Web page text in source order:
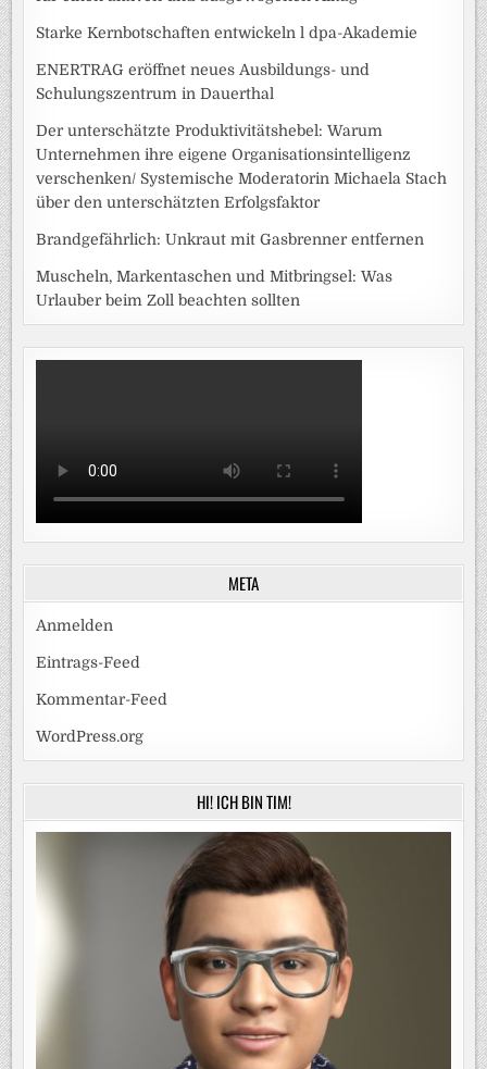
Starke Kernbotschaften entwickeln l dpa-Akademie
ENERTRAG eröffnet neues Ausbildungs- und
Schulungszentrum in Dauerthal
Der unterschätzte Produktivitätshebel: Warum
Unternehmen ihre eigene Organisationsintelligenz
verschenken/ Systemische Moderatorin Michaela Stach
über den unterschätzten Erfolgsfaktor
Brandgefährlich: Unkraut mit Gasbrenner entfernen
Muscheln, Markentaschen und Mitbringsel: Was
Urlauber beim Zoll beachten sollten
META
Anmelden
Eintrags-Feed
Kommentar-Feed
WordPress.org
HI! ICH BIN TIM!